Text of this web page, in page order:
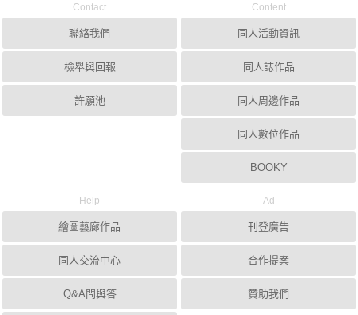
Contact
聯絡我們
檢舉與回報
許願池
Content
同人活動資訊
同人誌作品
同人周邊作品
同人數位作品
BOOKY
Help
繪圖藝廊作品
同人交流中心
Q&A問與答
Ad
刊登廣告
合作提案
贊助我們